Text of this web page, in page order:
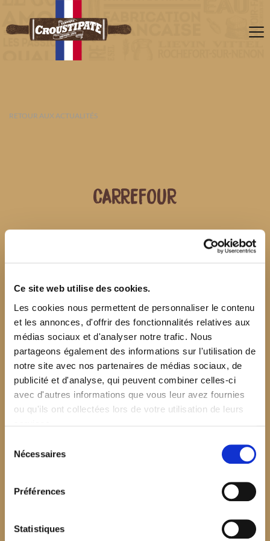
Ce site web utilise des cookies.
Les cookies nous permettent de personnaliser le contenu
et les annonces, d'offrir des fonctionnalités relatives aux
médias sociaux et d'analyser notre trafic. Nous
partageons également des informations sur l'utilisation de
notre site avec nos partenaires de médias sociaux, de
publicité et d'analyse, qui peuvent combiner celles-ci
avec d'autres informations que vous leur avez fournies
ou qu'ils ont collectées lors de votre utilisation de leurs
Nécessaires
Préférences
Statistiques
RETOUR AUX ACTUALITÉS
CARREFOUR